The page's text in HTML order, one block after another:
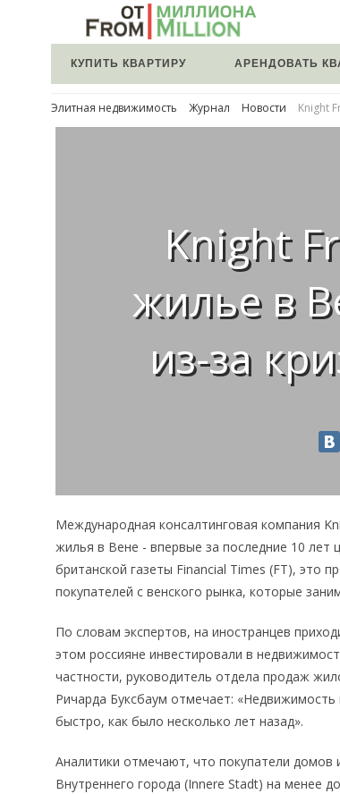
КУПИТЬ КВАРТИРУ АРЕНДОВАТЬ
Элитная недвижимость Журнал Новости Knight
Knight
жилье в
из-за
Международная консалтинговая компания
жилья в Вене - впервые за последние 10 лет
британской газеты Financial Times (FT), это
покупателей с венского рынка, которые
По словам экспертов, на иностранцев
этом россияне инвестировали в
частности, руководитель отдела продаж
Ричарда Буксбаум отмечает:
быстро, как было несколько лет назад».
Аналитики отмечают, что покупатели домов
Внутреннего города (Innere Stadt) на менее